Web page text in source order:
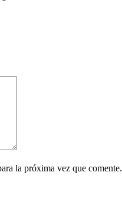
la próxima vez que comente.